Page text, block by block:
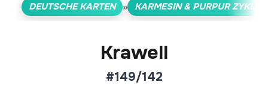
DEUTSCHE KARTEN » KARMESIN & PURPUR ZYKLUS
Krawell
#149/142